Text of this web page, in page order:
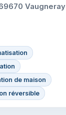
Vaugneray
de maison
réversible